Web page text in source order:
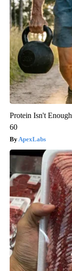
Protein Isn't
60
ApexLabs